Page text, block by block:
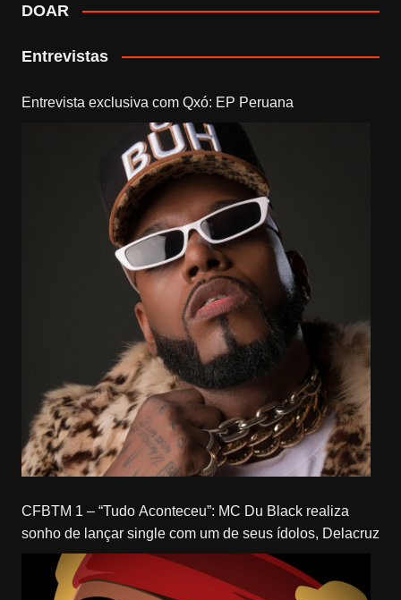
DOAR
Entrevistas
Entrevista exclusiva com Qxó: EP Peruana
CFBTM 1 – “Tudo Aconteceu”: MC Du Black realiza
sonho de lançar single com um de seus ídolos, Delacruz